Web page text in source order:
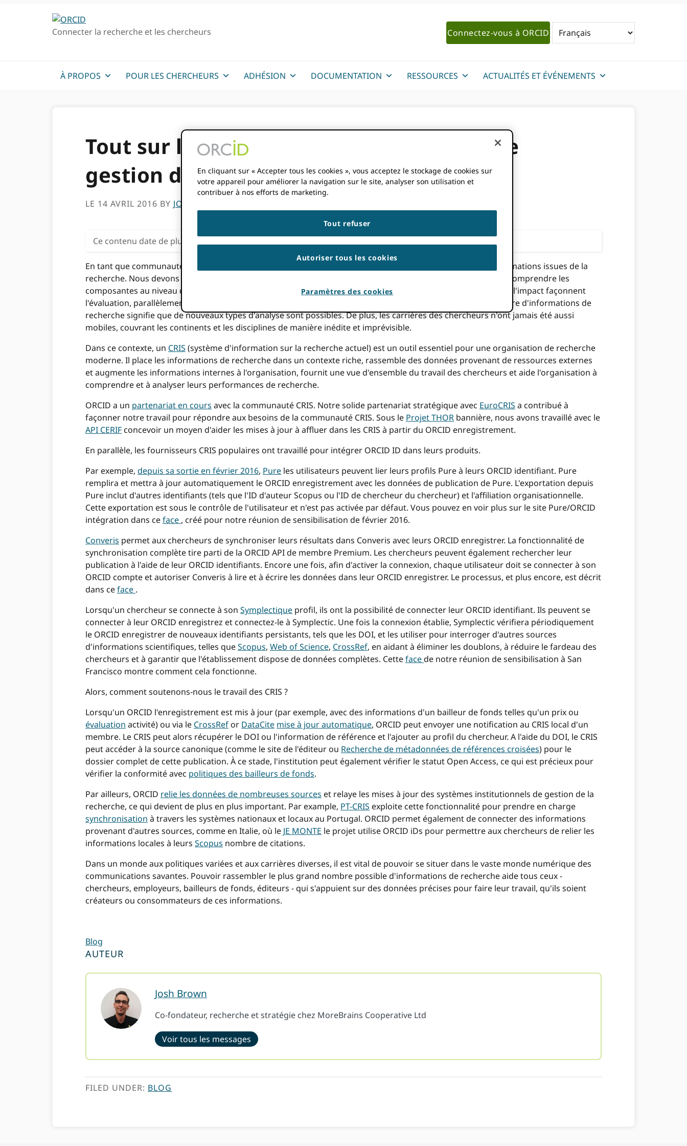
Connecter la recherche et les chercheurs Connectez-vous à ORCID
À PROPOS POUR LES CHERCHEURS ADHÉSION DOCUMENTATION RESSOURCES ACTUALITÉS ET ÉVÉNEMENTS
Tout sur le flux : ORCID et les systèmes de
gestion de l'information de recherche
LE 14 AVRIL 2016 BY JOSH BROWN
Ce contenu date de plus de trois ans. Les informations contenues dans cet article peuvent être inexactes.
En tant que communauté, nous devons utiliser davantage et mieux le volume et la variété croissants des informations issues de la
recherche. Nous devons reconnaître le portefeuille complet des activités d'un chercheur. Nous devons mieux comprendre les
composantes au niveau de la personne qui sous-tendent la recherche moderne. Des idées plus complexes sur l'impact façonnent
l'évaluation, parallèlement à l'examen par les pairs et à la bibliométrie traditionnels, et le volume supplémentaire d'informations de
recherche signifie que de nouveaux types d'analyse sont possibles. De plus, les carrières des chercheurs n'ont jamais été aussi
mobiles, couvrant les continents et les disciplines de manière inédite et imprévisible.
Dans ce contexte, un CRIS (système d'information sur la recherche actuel) est un outil essentiel pour une organisation de recherche
moderne. Il place les informations de recherche dans un contexte riche, rassemble des données provenant de ressources externes
et augmente les informations internes à l'organisation, fournit une vue d'ensemble du travail des chercheurs et aide l'organisation à
comprendre et à analyser leurs performances de recherche.
ORCID a un partenariat en cours avec la communauté CRIS. Notre solide partenariat stratégique avec EuroCRIS a contribué à
façonner notre travail pour répondre aux besoins de la communauté CRIS. Sous le Projet THOR bannière, nous avons travaillé avec le
API CERIF concevoir un moyen d'aider les mises à jour à affluer dans les CRIS à partir du ORCID enregistrement.
En parallèle, les fournisseurs CRIS populaires ont travaillé pour intégrer ORCID ID dans leurs produits.
Par exemple, depuis sa sortie en février 2016, Pure les utilisateurs peuvent lier leurs profils Pure à leurs ORCID identifiant. Pure
remplira et mettra à jour automatiquement le ORCID enregistrement avec les données de publication de Pure. L'exportation depuis
Pure inclut d'autres identifiants (tels que l'ID d'auteur Scopus ou l'ID de chercheur du chercheur) et l'affiliation organisationnelle.
Cette exportation est sous le contrôle de l'utilisateur et n'est pas activée par défaut. Vous pouvez en voir plus sur le site Pure/ORCID
intégration dans ceface , créé pour notre réunion de sensibilisation de février 2016.
Converis permet aux chercheurs de synchroniser leurs résultats dans Converis avec leurs ORCID enregistrer. La fonctionnalité de
synchronisation complète tire parti de la ORCID API de membre Premium. Les chercheurs peuvent également rechercher leur
publication à l'aide de leur ORCID identifiants. Encore une fois, afin d'activer la connexion, chaque utilisateur doit se connecter à son
ORCID compte et autoriser Converis à lire et à écrire les données dans leur ORCID enregistrer. Le processus, et plus encore, est décrit
dans ceface .
Lorsqu'un chercheur se connecte à son Symplectique profil, ils ont la possibilité de connecter leur ORCID identifiant. Ils peuvent se
connecter à leur ORCID enregistrez et connectez-le à Symplectic. Une fois la connexion établie, Symplectic vérifiera périodiquement
le ORCID enregistrer de nouveaux identifiants persistants, tels que les DOI, et les utiliser pour interroger d'autres sources
d'informations scientifiques, telles queScopus, Web of Science, CrossRef, en aidant à éliminer les doublons, à réduire le fardeau des
chercheurs et à garantir que l'établissement dispose de données complètes. Cettefacede notre réunion de sensibilisation à San
Francisco montre comment cela fonctionne.
Alors, comment soutenons-nous le travail des CRIS ?
Lorsqu'un ORCID l'enregistrement est mis à jour (par exemple, avec des informations d'un bailleur de fonds telles qu'un prix ou
évaluation activité) ou via le CrossRef or DataCite mise à jour automatique, ORCID peut envoyer une notification au CRIS local d'un
membre. Le CRIS peut alors récupérer le DOI ou l'information de référence et l'ajouter au profil du chercheur. A l'aide du DOI, le CRIS
peut accéder à la source canonique (comme le site de l'éditeur ou Recherche de métadonnées de références croisées) pour le
dossier complet de cette publication. À ce stade, l'institution peut également vérifier le statut Open Access, ce qui est précieux pour
vérifier la conformité avec politiques des bailleurs de fonds.
Par ailleurs, ORCID relie les données de nombreuses sources et relaye les mises à jour des systèmes institutionnels de gestion de la
recherche, ce qui devient de plus en plus important. Par example, PT-CRIS exploite cette fonctionnalité pour prendre en charge
synchronisation à travers les systèmes nationaux et locaux au Portugal. ORCID permet également de connecter des informations
provenant d'autres sources, comme en Italie, où le JE MONTE le projet utilise ORCID iDs pour permettre aux chercheurs de relier les
informations locales à leurs Scopus nombre de citations.
Dans un monde aux politiques variées et aux carrières diverses, il est vital de pouvoir se situer dans le vaste monde numérique des
communications savantes. Pouvoir rassembler le plus grand nombre possible d'informations de recherche aide tous ceux -
chercheurs, employeurs, bailleurs de fonds, éditeurs - qui s'appuient sur des données précises pour faire leur travail, qu'ils soient
créateurs ou consommateurs de ces informations.
Blog
AUTEUR
Josh Brown
Co-fondateur, recherche et stratégie chez MoreBrains Cooperative Ltd
Voir tous les messages
FILED UNDER: BLOG
En cliquant sur « Accepter tous les cookies », vous acceptez le stockage de cookies sur
votre appareil pour améliorer la navigation sur le site, analyser son utilisation et
contribuer à nos efforts de marketing.
Tout refuser
Autoriser tous les cookies
Paramètres des cookies